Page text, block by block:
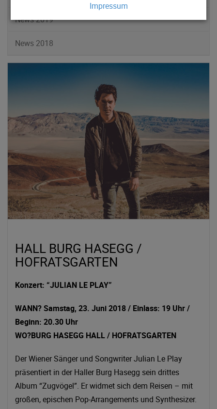
HALL BURG HASEGG /
HOFRATSGARTEN
Konzert: “JULIAN LE PLAY”
WANN? Samstag, 23. Juni 2018 / Einlass: 19 Uhr /
Beginn: 20.30 Uhr
WO?BURG HASEGG HALL/ HOFRATSGARTEN
Der Wiener Sänger und Songwriter Julian Le Play
präsentiert in der Haller Burg Hasegg sein drittes
Album “Zugvögel”. Er widmet sich dem Reisen – mit
großen, epischen Pop-Arrangements und Synthesizer.
News 2019
News 2018
Impressum